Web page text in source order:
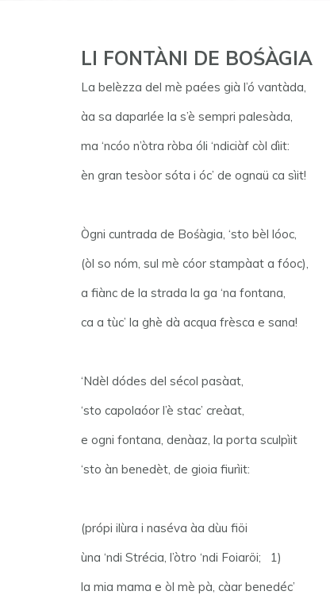
LI FONTÀNI DE BOŚÀGIA
La belèzza del mè paées già l’ó vantàda,
àa sa daparlée la s’è sempri palesàda,
ma ‘ncóo n’òtra ròba óli ‘ndiciàf còl dìit:
èn gran tesòor sóta i óc’ de ognaü ca sìit!
Ògni cuntrada de Bośàgia, ‘sto bèl lóoc,
(òl so nóm, sul mè cóor stampàat a fóoc),
a fiànc de la strada la ga ‘na fontana,
ca a tùc’ la ghè dà acqua frèsca e sana!
‘Ndèl dódes del sécol pasàat,
‘sto capolaóor l’è stac’ creàat,
e ogni fontana, denàaz, la porta sculpìit
‘sto àn benedèt, de gioia fiurìit:
(própi ilùra i naséva àa dùu fiöi
ùna ‘ndi Strécia, l’òtro ‘ndi Foiaröi; 1)
la mia mama e òl mè pà, càar benedéc’